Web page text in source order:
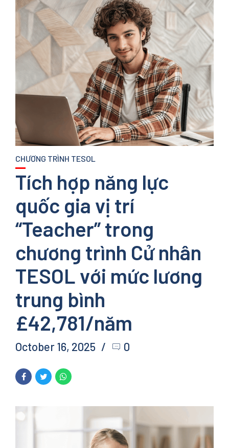
CHƯƠNG TRÌNH TESOL
Tích hợp năng lực
quốc gia vị trí
“Teacher” trong
chương trình Cử nhân
TESOL với mức lương
trung bình
£42,781/năm
October 16, 2025 0